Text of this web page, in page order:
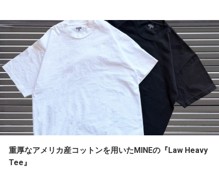
重厚なアメリカ産コットンを用いたMINEの『Law Heavy
Tee』